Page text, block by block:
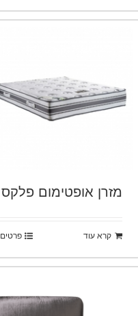
מזרן אופטימום פלקס
קרא עוד פרטים